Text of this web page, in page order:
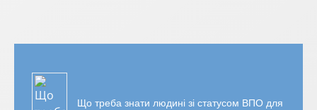
Що треба знати людині зі статусом ВПО для